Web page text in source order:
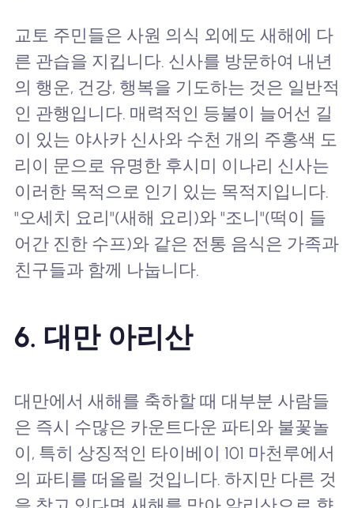
교토 주민들은 사원 의식 외에도 새해에 다
른 관습을 지킵니다. 신사를 방문하여 내년
의 행운, 건강, 행복을 기도하는 것은 일반적
인 관행입니다. 매력적인 등불이 늘어선 길
이 있는 야사카 신사와 수천 개의 주홍색 도
리이 문으로 유명한 후시미 이나리 신사는
이러한 목적으로 인기 있는 목적지입니다.
"오세치 요리"(새해 요리)와 "조니"(떡이 들
어간 진한 수프)와 같은 전통 음식은 가족과
친구들과 함께 나눕니다.
6. 대만 아리산
대만에서 새해를 축하할 때 대부분 사람들
은 즉시 수많은 카운트다운 파티와 불꽃놀
이, 특히 상징적인 타이베이 101 마천루에서
의 파티를 떠올릴 것입니다. 하지만 다른 것